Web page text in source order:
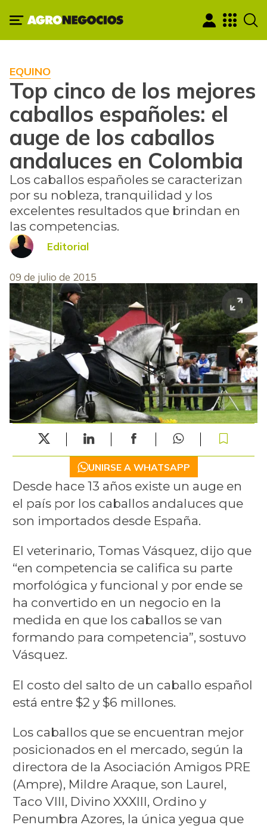
EQUINO
Top cinco de los mejores
caballos españoles: el
auge de los caballos
andaluces en Colombia
Los caballos españoles se caracterizan
por su nobleza, tranquilidad y los
excelentes resultados que brindan en
las competencias.
Editorial
09 de julio de 2015
UNIRSE A WHATSAPP
Desde hace 13 años existe un auge en
el país por los caballos andaluces que
son importados desde España.
El veterinario, Tomas Vásquez, dijo que
“en competencia se califica su parte
morfológica y funcional y por ende se
ha convertido en un negocio en la
medida en que los caballos se van
formando para competencia”, sostuvo
Vásquez.
El costo del salto de un caballo español
está entre $2 y $6 millones.
Los caballos que se encuentran mejor
posicionados en el mercado, según la
directora de la Asociación Amigos PRE
(Ampre), Mildre Araque, son Laurel,
Taco VIII, Divino XXXIII, Ordino y
Penumbra Azores, la única yegua que